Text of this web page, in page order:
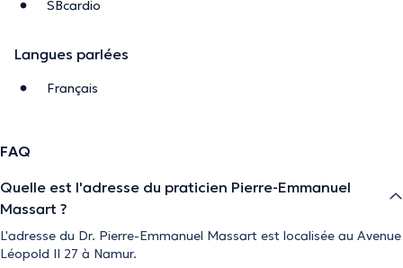
SBcardio
Langues parlées
Français
FAQ
Quelle est l'adresse du praticien Pierre-Emmanuel
Massart ?
L'adresse du Dr. Pierre-Emmanuel Massart est localisée au Avenue
Léopold II 27 à Namur.